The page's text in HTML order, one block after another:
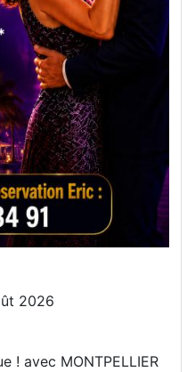
2026
! avec MONTPELLIER